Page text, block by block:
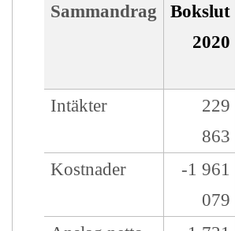
Sammandrag
Bokslut
2020
Intäkter
229
863
Kostnader
-1 961
079